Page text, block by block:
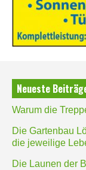
Neueste
Warum die
Die Gartenbau
die jeweilige
Die Launen der